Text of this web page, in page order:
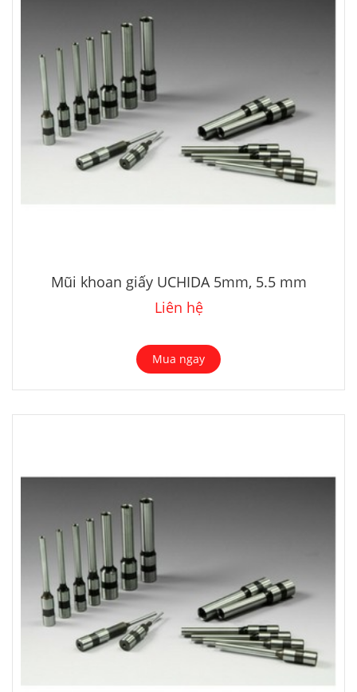
Mũi khoan giấy UCHIDA 5mm, 5.5 mm
Liên hệ
Mua ngay